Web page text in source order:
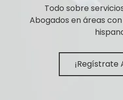
Todo sobre
Abogados en áreas
¡Regístrate